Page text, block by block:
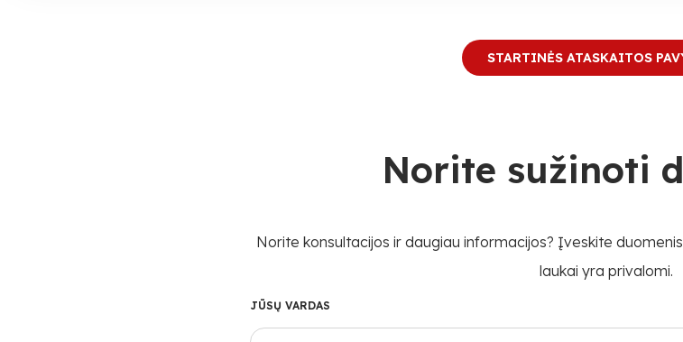
STARTINĖS ATASKAITOS
Norite sužinoti
Norite konsultacijos ir daugiau informacijos? Įveskite
laukai yra privalomi.
JŪSŲ VARDAS